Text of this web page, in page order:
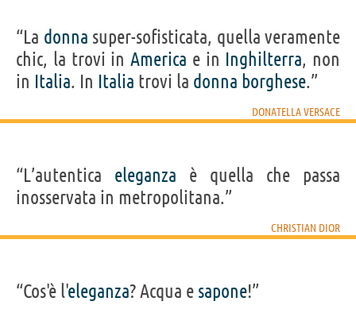
“La donna super-sofisticata, quella veramente
chic, la trovi in America e in Inghilterra, non
in Italia. In Italia trovi la donna borghese.”
DONATELLA VERSACE
“L’autentica eleganza è quella che passa
inosservata in metropolitana.”
CHRISTIAN DIOR
“Cos'è l'eleganza? Acqua e sapone!”